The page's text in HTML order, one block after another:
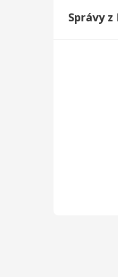
Správy